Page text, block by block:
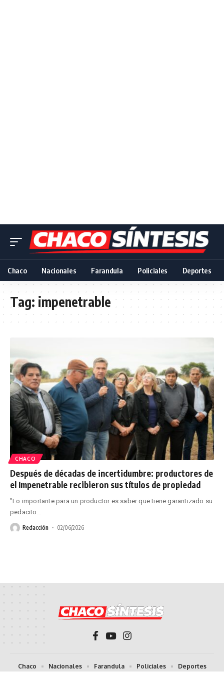
Chaco Nacionales Farandula Policiales Deportes
Tag: impenetrable
CHACO
Después de décadas de incertidumbre: productores de
el Impenetrable recibieron sus títulos de propiedad
”Lo importante para un productor es saber que tiene garantizado su
pedacito
Redacción 02/06/2026
Chaco Nacionales Farandula Policiales Deportes